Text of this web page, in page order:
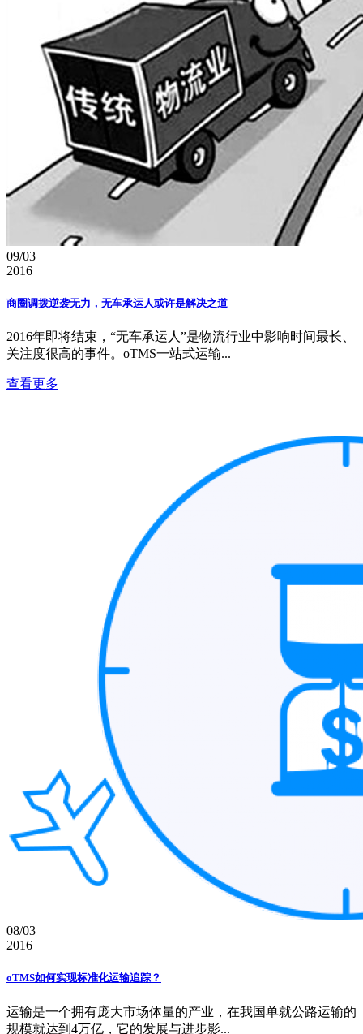
09/03
2016
商圈调拨逆袭无力，无车承运人或许是解决之道
2016年即将结束，“无车承运人”是物流行业中影响时间最长、
关注度很高的事件。oTMS一站式运输...
查看更多
08/03
2016
oTMS如何实现标准化运输追踪？
运输是一个拥有庞大市场体量的产业，在我国单就公路运输的
规模就达到4万亿，它的发展与进步影...